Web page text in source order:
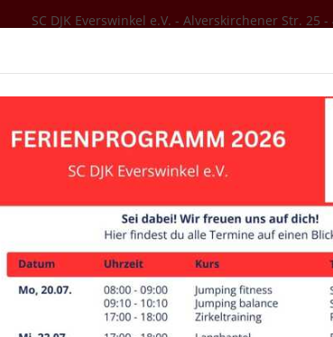
SC DJK Everswinkel e.V. - Alverskirchener Str. 25
Ansprechpartner Vorstand